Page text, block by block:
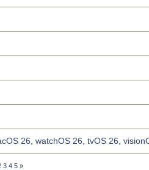
26, watchOS 26, tvOS 26,
3 4 5 »